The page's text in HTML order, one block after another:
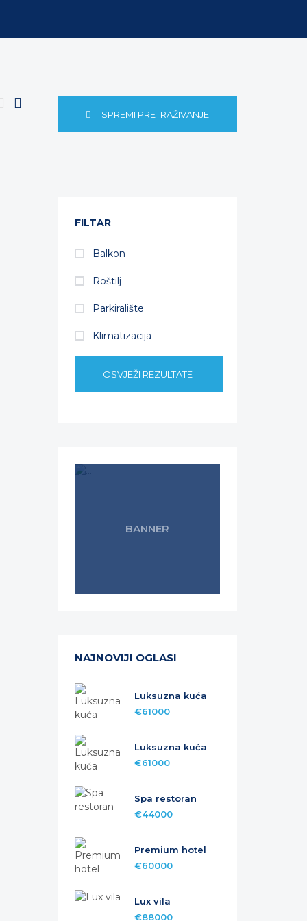
SPREMI PRETRAŽIVANJE
FILTAR
Balkon
Roštilj
Parkiralište
Klimatizacija
OSVJEŽI REZULTATE
BANNER
NAJNOVIJI OGLASI
Luksuzna kuća
€61000
Luksuzna kuća
€61000
Spa restoran
€44000
Premium hotel
€60000
Lux vila
€88000